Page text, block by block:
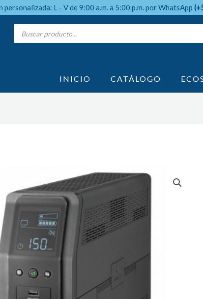
personalizada: L - V de 9:00 a.m. a 5:00 p.m. por WhatsApp
Products
search
INICIO CATÁLOGO